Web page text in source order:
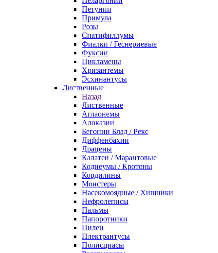
Петунии
Примула
Розы
Спатифиллумы
Фиалки / Геснериевые
Фуксии
Цикламены
Хризантемы
Эсхинантусы
Лиственные
Назад
Лиственные
Аглаонемы
Алоказии
Бегонии Блад / Рекс
Диффенбахии
Драцены
Калатеи / Марантовые
Кодиеумы / Кротоны
Кордилины
Монстеры
Насекомоядные / Хищники
Нефролеписы
Пальмы
Папоротники
Пилеи
Плектрантусы
Полисциасы